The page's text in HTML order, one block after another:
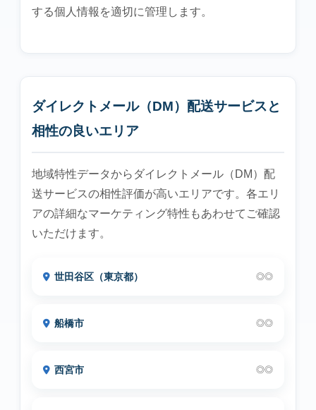
する個人情報を適切に管理します。
ダイレクトメール（DM）配送サービスと
相性の良いエリア
地域特性データからダイレクトメール（DM）配
送サービスの相性評価が高いエリアです。各エリ
アの詳細なマーケティング特性もあわせてご確認
いただけます。
世田谷区（東京都） ◎◎
船橋市 ◎◎
西宮市 ◎◎